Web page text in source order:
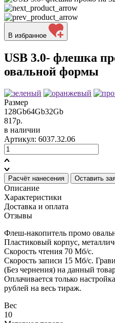
В избранное
USB 3.0- флешка
овальной формы
Размер
128Gb64Gb32Gb
817р.
в наличии
Артикул: 6037.32.06
Расчёт нанесения Оставить
Описание
Характеристики
Доставка и оплата
Отзывы
Флеш-накопитель промо
Пластиковый корпус,
Скорость чтения 70 Мб/c.
Скорость записи 15 Мб/c.
(Без чернения) на данный
Оплачивается только
рублей на весь тираж.
Вес
10